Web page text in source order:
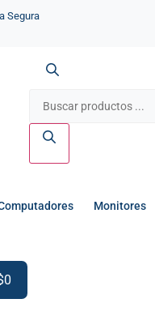
Segura
Monitores
0